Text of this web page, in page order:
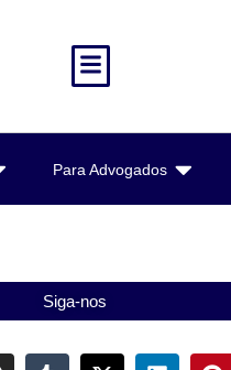
Para Advogados
Siga-nos